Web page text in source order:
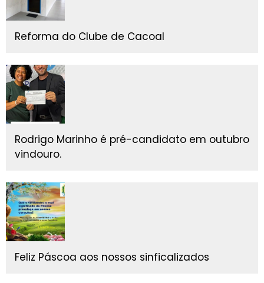
Reforma do Clube de Cacoal
Rodrigo Marinho é pré-candidato em outubro
vindouro.
Feliz Páscoa aos nossos sinficalizados